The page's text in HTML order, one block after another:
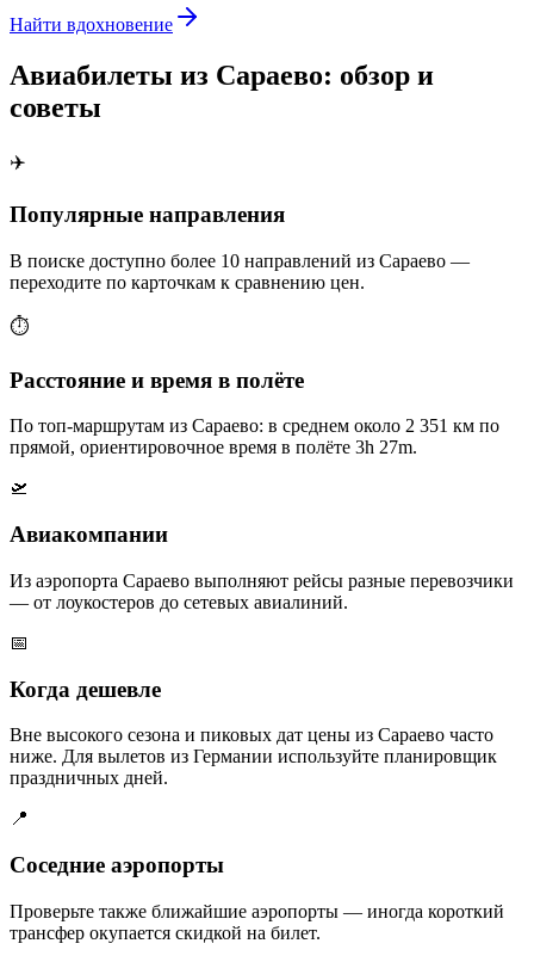
Найти вдохновение
Авиабилеты из Сараево: обзор и
советы
✈️
Популярные направления
В поиске доступно более 10 направлений из Сараево —
переходите по карточкам к сравнению цен.
⏱️
Расстояние и время в полёте
По топ-маршрутам из Сараево: в среднем около 2 351 км по
прямой, ориентировочное время в полёте 3h 27m.
🛫
Авиакомпании
Из аэропорта Сараево выполняют рейсы разные перевозчики
— от лоукостеров до сетевых авиалиний.
📅
Когда дешевле
Вне высокого сезона и пиковых дат цены из Сараево часто
ниже. Для вылетов из Германии используйте планировщик
праздничных дней.
📍
Соседние аэропорты
Проверьте также ближайшие аэропорты — иногда короткий
трансфер окупается скидкой на билет.